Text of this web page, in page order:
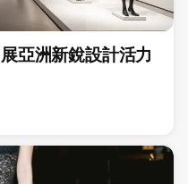
亞洲新銳設計活力